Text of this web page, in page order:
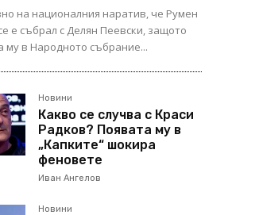
на националния наратив, че Румен
е събрал с Делян Пеевски, защото
му в Народното събрание...
Новини
Какво се случва с Краси
Радков? Появата му в
„Капките“ шокира
феновете
Иван Ангелов
Новини